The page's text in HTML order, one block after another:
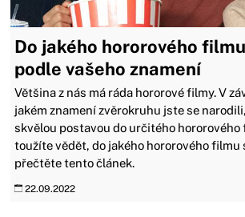
Do jakého hororového
podle vašeho znamení
Většina z nás má ráda hororové filmy. V
jakém znamení zvěrokruhu jste se
skvělou postavou do určitého hororového
toužíte vědět, do jakého hororového filmu
přečtěte tento článek.
22.09.2022